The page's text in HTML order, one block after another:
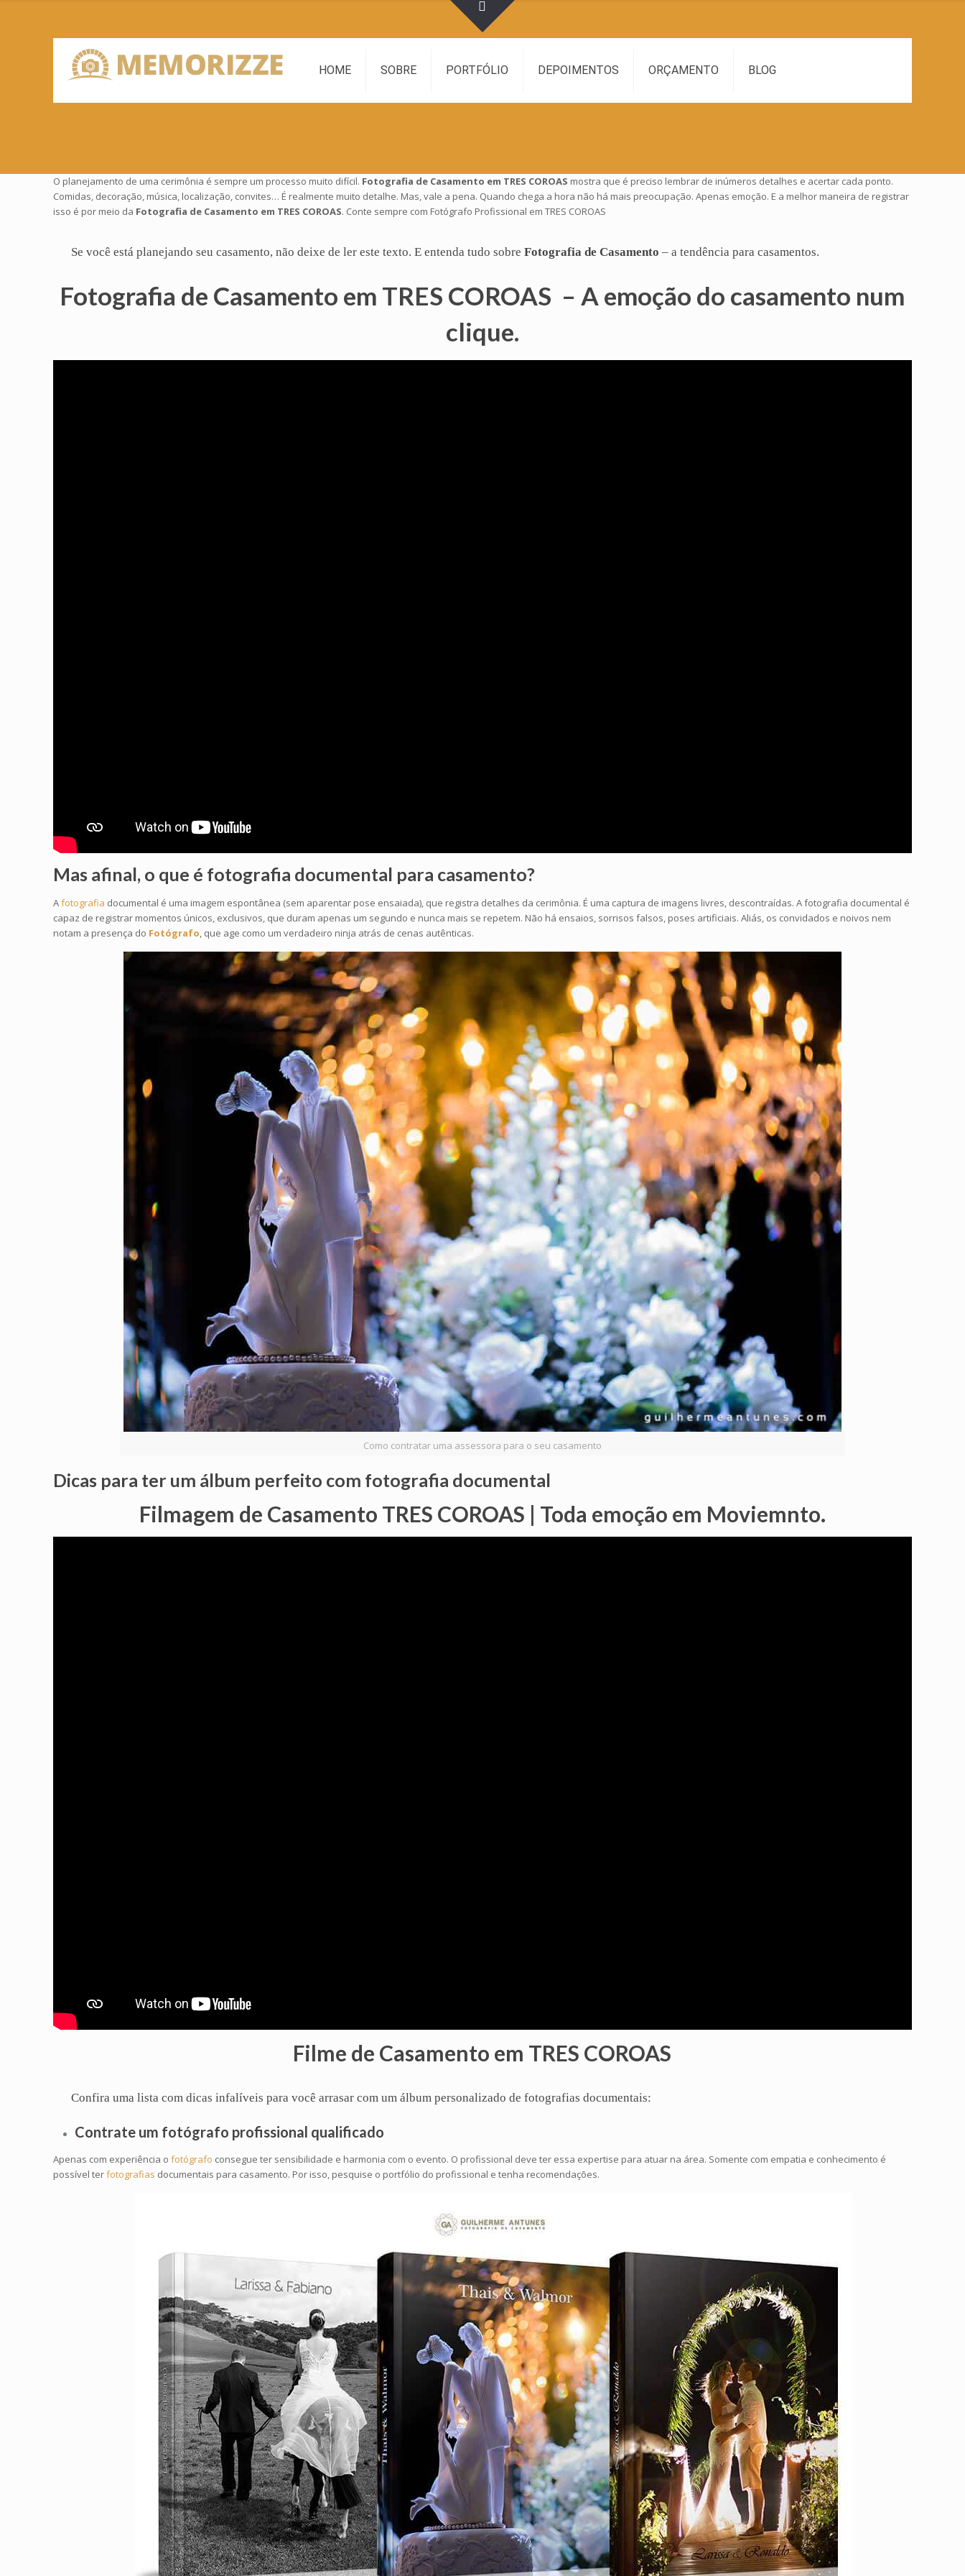
HOME SOBRE PORTFÓLIO DEPOIMENTOS ORÇAMENTO BLOG
O planejamento de uma cerimônia é sempre um processo muito difícil. Fotografia de Casamento em TRES COROAS mostra que é preciso lembrar de inúmeros detalhes e acertar cada ponto.
Comidas, decoração, música, localização, convites… É realmente muito detalhe. Mas, vale a pena. Quando chega a hora não há mais preocupação. Apenas emoção. E a melhor maneira de registrar
isso é por meio da Fotografia de Casamento em TRES COROAS. Conte sempre com Fotógrafo Profissional em TRES COROAS
Se você está planejando seucasamento, não deixe de ler este texto. E entenda tudo sobreFotografia de Casamento – a tendência para casamentos.
Fotografia de Casamento em TRES COROAS – A emoção do casamento num
clique.
Mas afinal, o que é fotografia documental para casamento?
Afotografia documental é uma imagem espontânea (sem aparentar pose ensaiada), que registra detalhes da cerimônia. É uma captura de imagens livres, descontraídas. A fotografia documental é
capaz de registrar momentos únicos, exclusivos, que duram apenas um segundo e nunca mais se repetem. Não há ensaios, sorrisos falsos, poses artificiais. Aliás, os convidados e noivos nem
notam a presença do Fotógrafo, que age como um verdadeiro ninja atrás de cenas autênticas.
Como contratar uma assessora para o seu casamento
Dicas para ter um álbum perfeito com fotografia documental
Filmagem de Casamento TRES COROAS | Toda emoção em Moviemnto.
Filme de Casamento em TRES COROAS
Confira uma lista com dicas infalíveis para você arrasar com umálbum personalizado de fotografias documentais:
Contrate um fotógrafo profissional qualificado
Apenas com experiência ofotógrafo consegue ter sensibilidade e harmonia com o evento. O profissional deve ter essa expertise para atuar na área. Somente com empatia e conhecimento é
possível terfotografias documentais para casamento. Por isso, pesquise o portfólio do profissional e tenha recomendações.